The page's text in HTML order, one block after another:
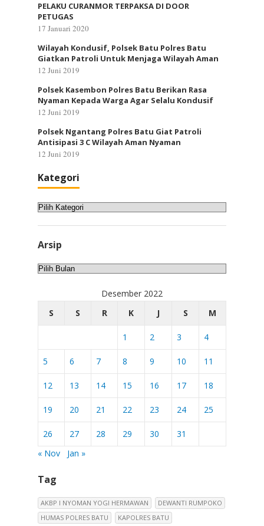
PELAKU CURANMOR TERPAKSA DI DOOR
PETUGAS
17 Januari 2020
Wilayah Kondusif, Polsek Batu Polres Batu
Giatkan Patroli Untuk Menjaga Wilayah Aman
12 Juni 2019
Polsek Kasembon Polres Batu Berikan Rasa
Nyaman Kepada Warga Agar Selalu Kondusif
12 Juni 2019
Polsek Ngantang Polres Batu Giat Patroli
Antisipasi 3 C Wilayah Aman Nyaman
12 Juni 2019
Kategori
Kategori
Arsip
Arsip
Desember 2022
S
S R K J S M
1 2 3 4
5 6 7 8 9 10 11
12 13 14 15 16 17 18
19 20 21 22 23 24 25
26 27 28 29 30
31
« Nov
Jan »
Tag
AKBP I NYOMAN YOGI HERMAWAN
DEWANTI RUMPOKO
HUMAS POLRES BATU
KAPOLRES BATU